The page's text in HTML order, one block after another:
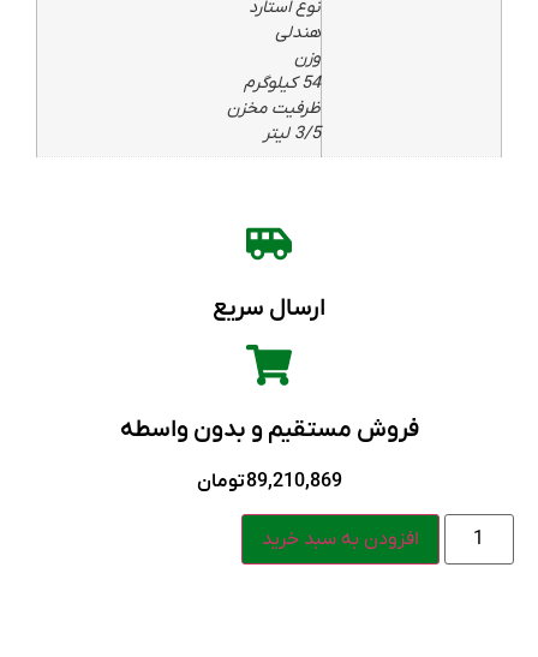
نوع استارد
هندلی
وزن
54 کیلوگرم
ظرفیت مخزن
3/5 لیتر
ارسال سریع
فروش مستقیم و بدون واسطه
89,210,869تومان
افزودن به سبد خرید